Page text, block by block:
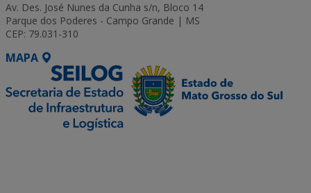
Av. Des. José Nunes da Cunha s/n, Bloco 14
Parque dos Poderes - Campo Grande | MS
CEP: 79.031-310
MAPA